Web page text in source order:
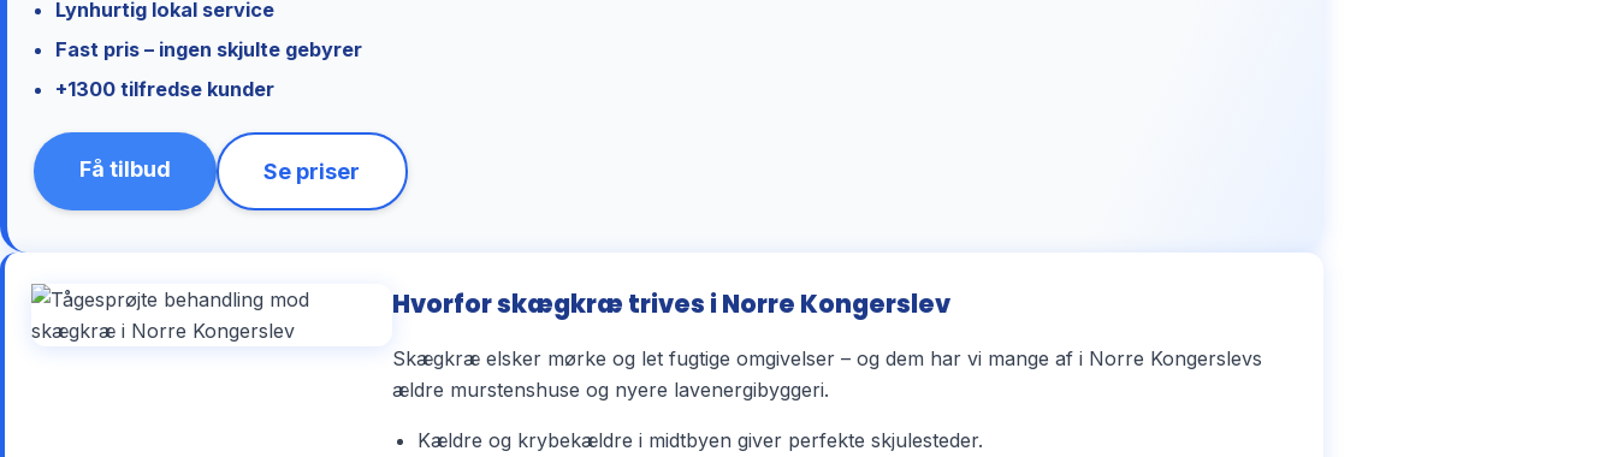
Lynhurtig lokal service
Fast pris – ingen skjulte gebyrer
+1300 tilfredse kunder
Få tilbud Se priser
Hvorfor skægkræ trives i Norre Kongerslev
Skægkræ elsker mørke og let fugtige omgivelser – og dem har vi mange af i Norre Kongerslevs
ældre murstenshuse og nyere lavenergibyggeri.
Kældre og krybekældre i midtbyen giver perfekte skjulesteder.